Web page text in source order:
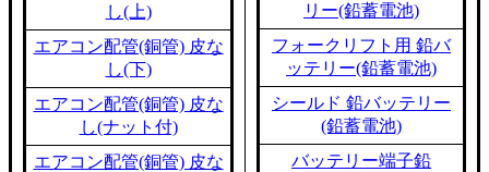
し(上)
エアコン配管(銅管) 皮な
し(下)
エアコン配管(銅管) 皮な
し(ナット付)
エアコン配管(銅管) 皮な
リー(鉛蓄電池)
フォークリフト用 鉛バ
ッテリー(鉛蓄電池)
シールド 鉛バッテリー
(鉛蓄電池)
バッテリー端子鉛